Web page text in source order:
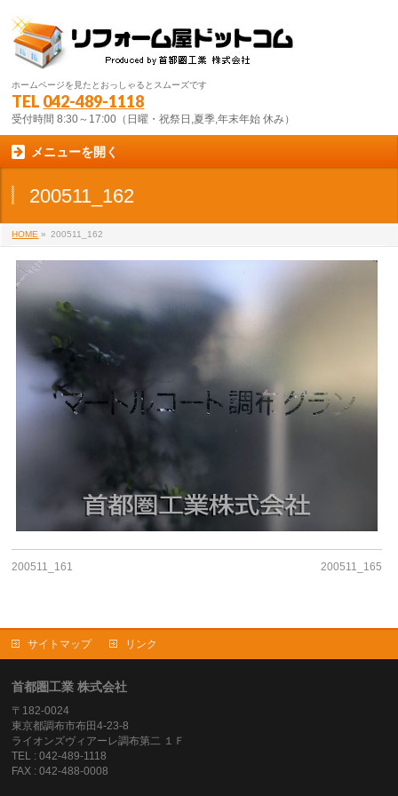
ホームページを見たとおっしゃるとスムーズです
TEL 042-489-1118
受付時間 8:30～17:00（日曜・祝祭日,夏季,年末年始 休み）
メニューを開く
200511_162
HOME » 200511_162
200511_161 200511_165
サイトマップ リンク
首都圏工業 株式会社
〒182-0024
東京都調布市布田4-23-8
ライオンズヴィアーレ調布第二 １Ｆ
TEL : 042-489-1118
FAX : 042-488-0008